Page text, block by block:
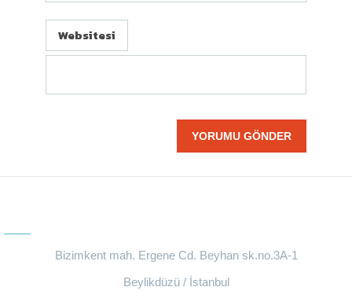
Websitesi
Bizimkent mah. Ergene Cd. Beyhan sk.no.3A-1
Beylikdüzü / İstanbul